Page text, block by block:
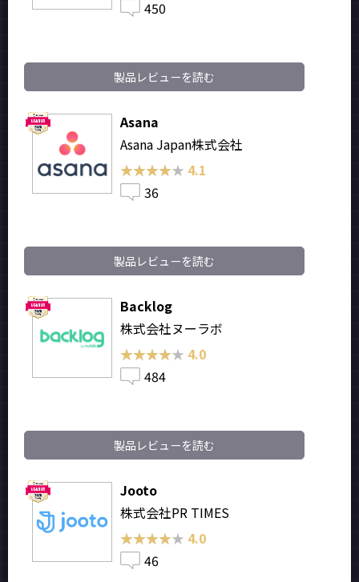
450
製品レビューを読む
Asana
Asana Japan株式会社
★★★★★
★★★★★ 4.1
36
製品レビューを読む
Backlog
株式会社ヌーラボ
★★★★★
★★★★★ 4.0
484
製品レビューを読む
Jooto
株式会社PR TIMES
★★★★★
★★★★★ 4.0
46